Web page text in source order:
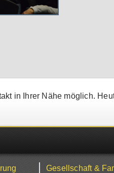
in Ihrer Nähe möglich.
Gesellschaft &